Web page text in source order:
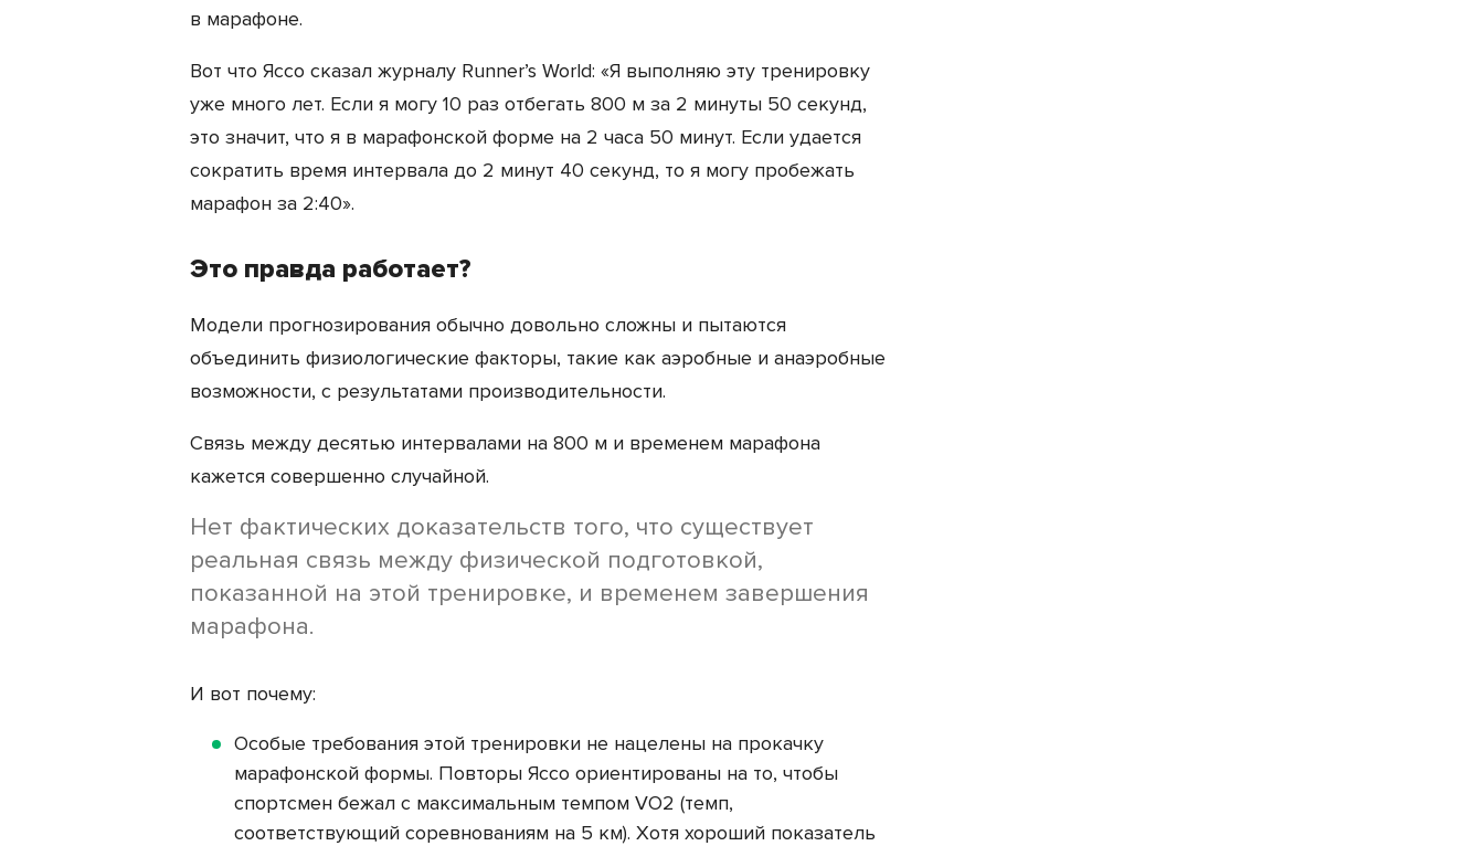
в марафоне.
Вот что Яссо сказал журналу Runner’s World: «Я выполняю эту тренировку
уже много лет. Если я могу 10 раз отбегать 800 м за 2 минуты 50 секунд,
это значит, что я в марафонской форме на 2 часа 50 минут. Если удается
сократить время интервала до 2 минут 40 секунд, то я могу пробежать
марафон за 2:40».
Это правда работает?
Модели прогнозирования обычно довольно сложны и пытаются
объединить физиологические факторы, такие как аэробные и анаэробные
возможности, с результатами производительности.
Связь между десятью интервалами на 800 м и временем марафона
кажется совершенно случайной.
Нет фактических доказательств того, что существует
реальная связь между физической подготовкой,
показанной на этой тренировке, и временем завершения
марафона.
И вот почему:
Особые требования этой тренировки не нацелены на прокачку
марафонской формы. Повторы Яссо ориентированы на то, чтобы
спортсмен бежал с максимальным темпом VO2 (темп,
соответствующий соревнованиям на 5 км). Хотя хороший показатель